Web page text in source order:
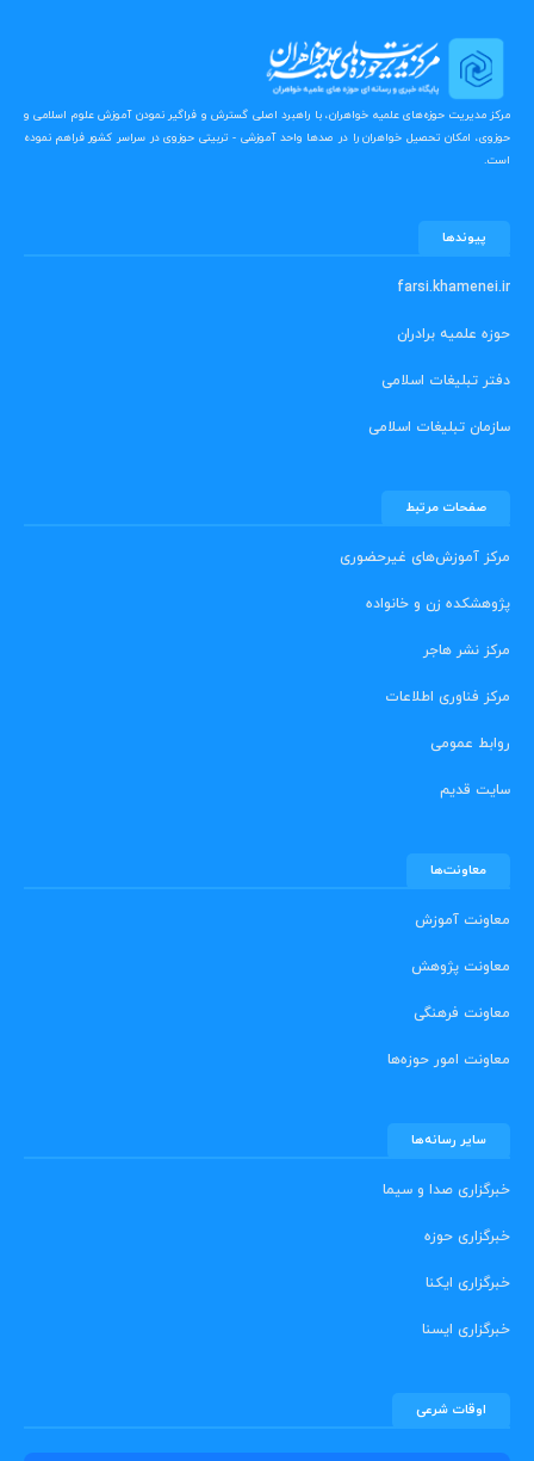
مرکز مدیریت حوزه‌های علمیه خواهران، با راهبرد اصلی گسترش و فراگیر نمودن آموزش علوم اسلامی و
حوزوی، امکان تحصیل خواهران را در صدها واحد آموزشی - تربیتی حوزوی در سراسر کشور فراهم نموده
است.
پیوندها
farsi.khamenei.ir
حوزه علمیه برادران
دفتر تبلیغات اسلامی
سازمان تبلیغات اسلامی
صفحات مرتبط
مرکز آموزش‌های غیرحضوری
پژوهشکده زن و خانواده
مرکز نشر هاجر
مرکز فناوری اطلاعات
روابط عمومی
سایت قدیم
معاونت‌ها
معاونت آموزش
معاونت پژوهش
معاونت فرهنگی
معاونت امور حوزه‌ها
سایر رسانه‌ها
خبرگزاری صدا و سیما
خبرگزاری حوزه
خبرگزاری ایکنا
خبرگزاری ایسنا
اوقات شرعی